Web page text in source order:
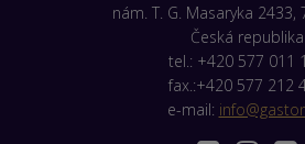
nám. T. G. Masaryka 2433,
Česká republika
tel.: +420 577 011
fax.:+420 577 212
e-mail: